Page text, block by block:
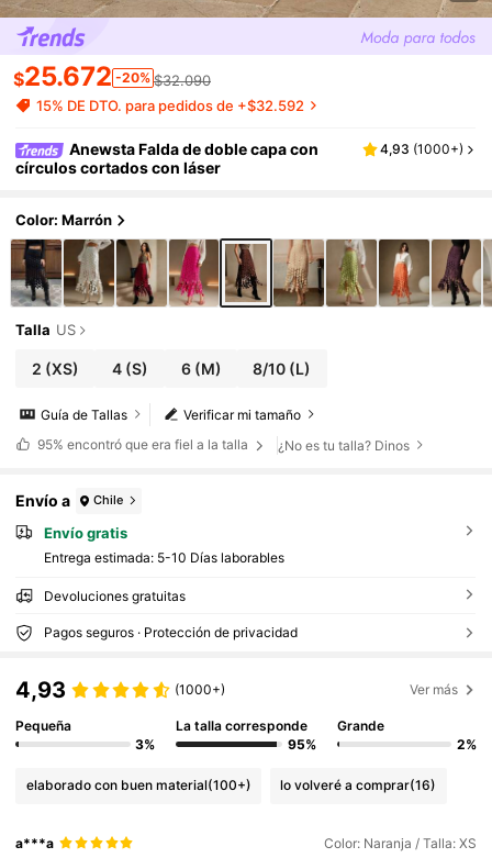
$25.672 -20% $32.090
15% DE DTO. para pedidos de +$32.592
Anewsta Falda de doble capa con
círculos cortados con láser
4,93 (1000+)
Color: Marrón
Talla US
2 (XS) 4(S) 6(M) 8/10 (L)
Verificar mi tamaño
Guía de Tallas
95% encontró que era fiel a la talla ¿No es tu talla? Dinos
Envío a Chile
Envío gratis
Entrega estimada: 5-10 Días laborables
Devoluciones gratuitas
Pagos seguros · Protección de privacidad
4,93 (1000+) Ver más
Pequeña
3%
La talla corresponde
95%
Grande
2%
elaborado con buen material(100+) lo volveré a comprar(16)
a***a Color: Naranja / Talla: XS